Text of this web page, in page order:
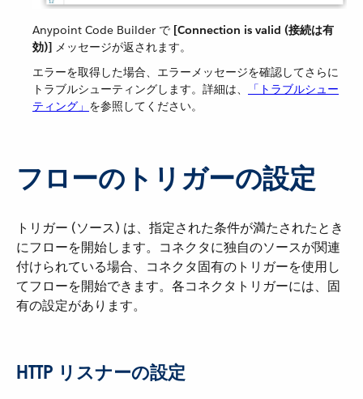
Anypoint Code Builder で ​ [Connection is valid (接続は有
効)] ​ メッセージが返されます。
エラーを取得した場合、エラーメッセージを確認してさらに
トラブルシューティングします。詳細は、​
「トラブルシュー
ティング」 ​を参照してください。
フローのトリガーの設定
トリガー (ソース) は、指定された条件が満たされたとき
にフローを開始します。コネクタに独自のソースが関連
付けられている場合、コネクタ固有のトリガーを使用し
てフローを開始できます。各コネクタトリガーには、固
有の設定があります。
HTTP リスナーの設定